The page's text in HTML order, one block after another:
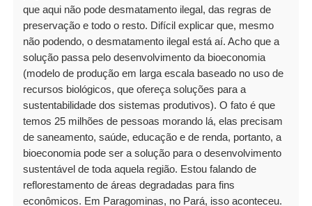
que aqui não pode desmatamento ilegal, das regras de
preservação e todo o resto. Difícil explicar que, mesmo
não podendo, o desmatamento ilegal está aí. Acho que a
solução passa pelo desenvolvimento da bioeconomia
(modelo de produção em larga escala baseado no uso de
recursos biológicos, que ofereça soluções para a
sustentabilidade dos sistemas produtivos). O fato é que
temos 25 milhões de pessoas morando lá, elas precisam
de saneamento, saúde, educação e de renda, portanto, a
bioeconomia pode ser a solução para o desenvolvimento
sustentável de toda aquela região. Estou falando de
reflorestamento de áreas degradadas para fins
econômicos. Em Paragominas, no Pará, isso aconteceu.